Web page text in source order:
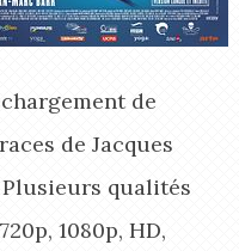
de
de Jacques
qualités
1080p, HD,